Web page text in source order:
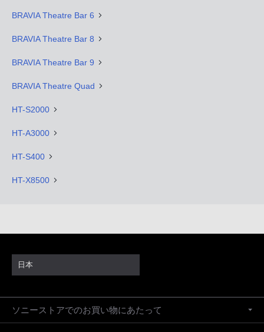
BRAVIA Theatre Bar 6
BRAVIA Theatre Bar 8
BRAVIA Theatre Bar 9
BRAVIA Theatre Quad
HT-S2000
HT-A3000
HT-S400
HT-X8500
日本
ソニーストアでのお買い物にあたって